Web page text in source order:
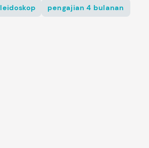
pengajian 4 bulanan